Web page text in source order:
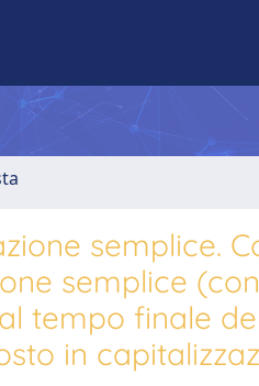
semplice.
semplice
tempo finale
in